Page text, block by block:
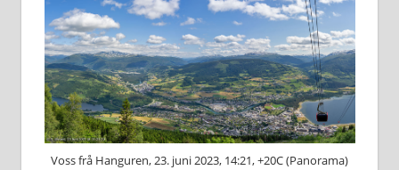
Voss frå Hanguren, 23. juni 2023, 14:21, +20C (Panorama)